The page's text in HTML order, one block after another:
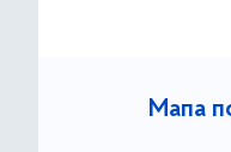
Мапа